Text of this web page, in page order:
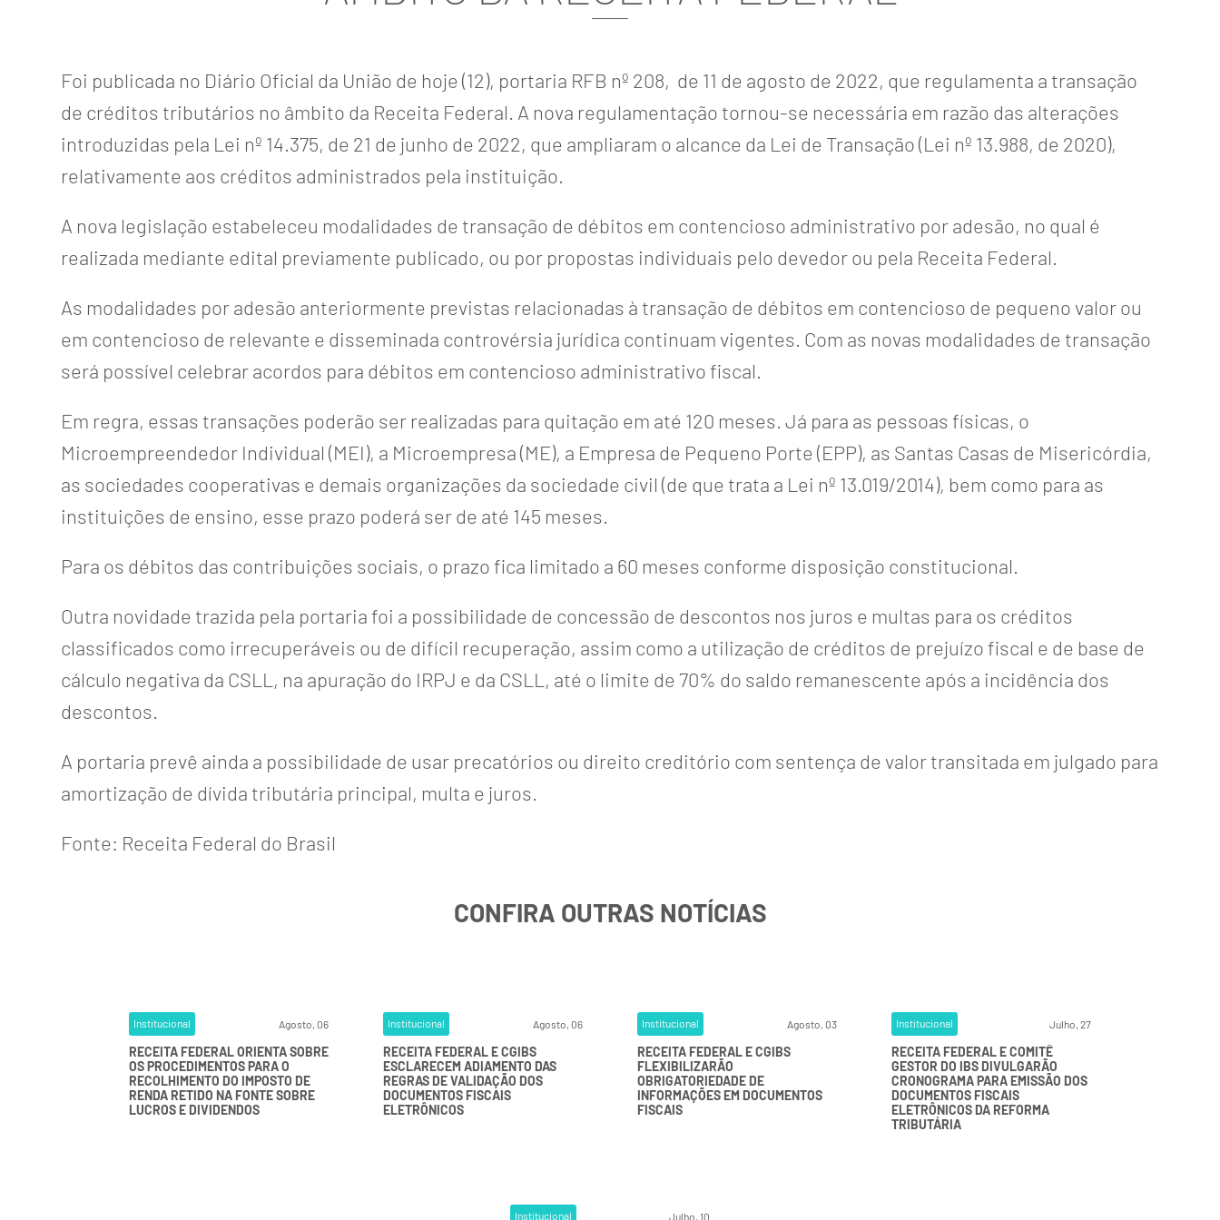
Foi publicada no Diário Oficial da União de hoje (12), portaria RFB nº 208, de 11 de agosto de 2022, que regulamenta a transação
de créditos tributários no âmbito da Receita Federal. A nova regulamentação tornou-se necessária em razão das alterações
introduzidas pela Lei nº 14.375, de 21 de junho de 2022, que ampliaram o alcance da Lei de Transação (Lei nº 13.988, de 2020),
relativamente aos créditos administrados pela instituição.
A nova legislação estabeleceu modalidades de transação de débitos em contencioso administrativo por adesão, no qual é
realizada mediante edital previamente publicado, ou por propostas individuais pelo devedor ou pela Receita Federal.
As modalidades por adesão anteriormente previstas relacionadas à transação de débitos em contencioso de pequeno valor ou
em contencioso de relevante e disseminada controvérsia jurídica continuam vigentes. Com as novas modalidades de transação
será possível celebrar acordos para débitos em contencioso administrativo fiscal.
Em regra, essas transações poderão ser realizadas para quitação em até 120 meses. Já para as pessoas físicas, o
Microempreendedor Individual (MEI), a Microempresa (ME), a Empresa de Pequeno Porte (EPP), as Santas Casas de Misericórdia,
as sociedades cooperativas e demais organizações da sociedade civil (de que trata a Lei nº 13.019/2014), bem como para as
instituições de ensino, esse prazo poderá ser de até 145 meses.
Para os débitos das contribuições sociais, o prazo fica limitado a 60 meses conforme disposição constitucional.
Outra novidade trazida pela portaria foi a possibilidade de concessão de descontos nos juros e multas para os créditos
classificados como irrecuperáveis ou de difícil recuperação, assim como a utilização de créditos de prejuízo fiscal e de base de
cálculo negativa da CSLL, na apuração do IRPJ e da CSLL, até o limite de 70% do saldo remanescente após a incidência dos
descontos.
A portaria prevê ainda a possibilidade de usar precatórios ou direito creditório com sentença de valor transitada em julgado para
amortização de dívida tributária principal, multa e juros.
Fonte: Receita Federal do Brasil
CONFIRA OUTRAS NOTÍCIAS
Institucional Agosto, 06
RECEITA FEDERAL ORIENTA SOBRE
OS PROCEDIMENTOS PARA O
RECOLHIMENTO DO IMPOSTO DE
RENDA RETIDO NA FONTE SOBRE
LUCROS E DIVIDENDOS
Institucional Agosto, 06
RECEITA FEDERAL E CGIBS
ESCLARECEM ADIAMENTO DAS
REGRAS DE VALIDAÇÃO DOS
DOCUMENTOS FISCAIS
ELETRÔNICOS
Institucional Agosto, 03
RECEITA FEDERAL E CGIBS
FLEXIBILIZARÃO
OBRIGATORIEDADE DE
INFORMAÇÕES EM DOCUMENTOS
FISCAIS
Institucional Julho, 27
RECEITA FEDERAL E COMITÊ
GESTOR DO IBS DIVULGARÃO
CRONOGRAMA PARA EMISSÃO DOS
DOCUMENTOS FISCAIS
ELETRÔNICOS DA REFORMA
TRIBUTÁRIA
Institucional Julho, 10